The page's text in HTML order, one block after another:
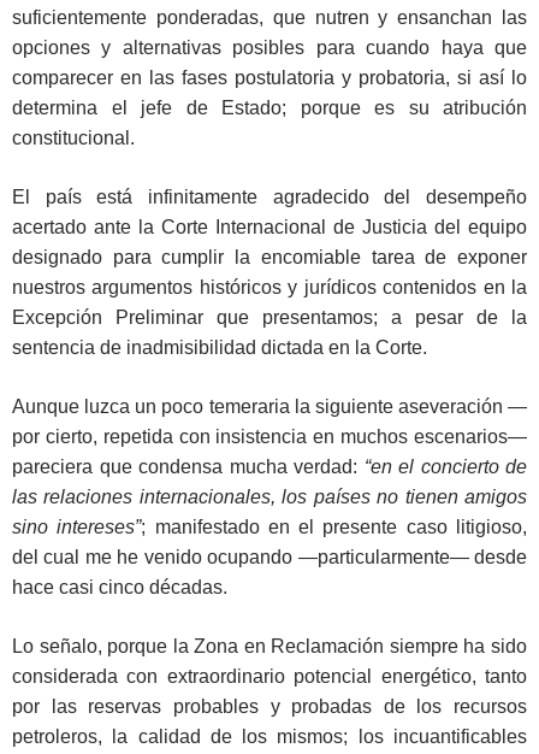
suficientemente ponderadas, que nutren y ensanchan las
opciones y alternativas posibles para cuando haya que
comparecer en las fases postulatoria y probatoria, si así lo
determina el jefe de Estado; porque es su atribución
constitucional.
El país está infinitamente agradecido del desempeño
acertado ante la Corte Internacional de Justicia del equipo
designado para cumplir la encomiable tarea de exponer
nuestros argumentos históricos y jurídicos contenidos en la
Excepción Preliminar que presentamos; a pesar de la
sentencia de inadmisibilidad dictada en la Corte.
Aunque luzca un poco temeraria la siguiente aseveración —
por cierto, repetida con insistencia en muchos escenarios—
pareciera que condensa mucha verdad: “en el concierto de
las relaciones internacionales, los países no tienen amigos
sino intereses”; manifestado en el presente caso litigioso,
del cual me he venido ocupando —particularmente— desde
hace casi cinco décadas.
Lo señalo, porque la Zona en Reclamación siempre ha sido
considerada con extraordinario potencial energético, tanto
por las reservas probables y probadas de los recursos
petroleros, la calidad de los mismos; los incuantificables